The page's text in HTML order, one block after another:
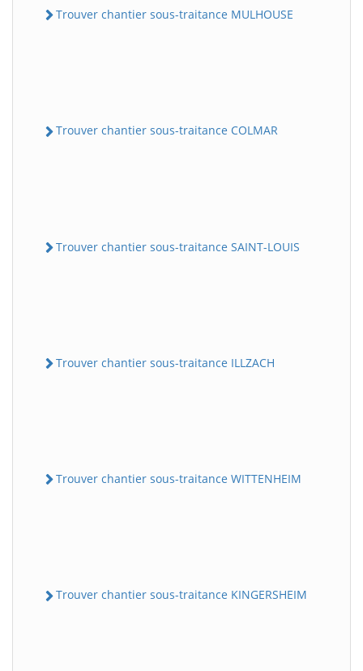
Trouver chantier sous-traitance MULHOUSE
Trouver chantier sous-traitance COLMAR
Trouver chantier sous-traitance SAINT-LOUIS
Trouver chantier sous-traitance ILLZACH
Trouver chantier sous-traitance WITTENHEIM
Trouver chantier sous-traitance KINGERSHEIM